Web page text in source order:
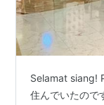
Selamat siang!
住んでいたので